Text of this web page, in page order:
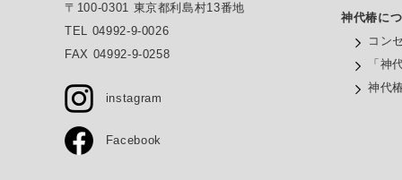
〒100-0301 東京都利島村13番地
TEL 04992-9-0026
FAX 04992-9-0258
instagram
Facebook
神代椿に
コン
「神
神代